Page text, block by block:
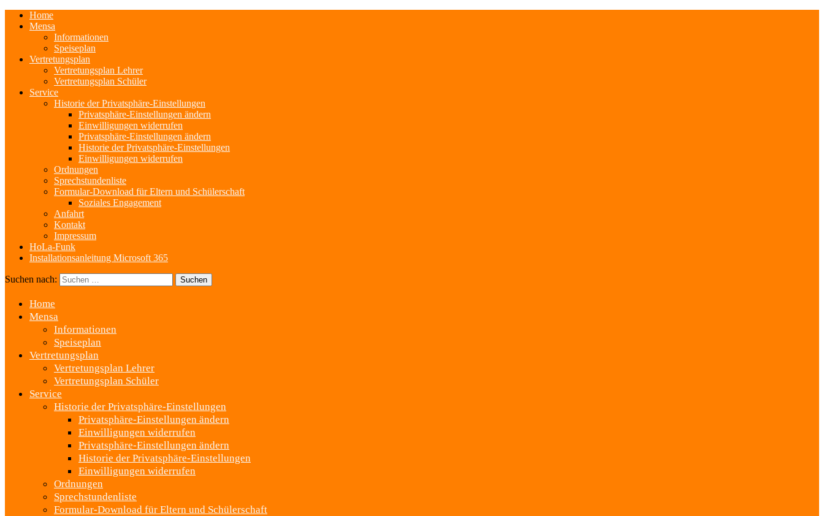
Home
Mensa
Informationen
Speiseplan
Vertretungsplan
Vertretungsplan Lehrer
Vertretungsplan Schüler
Service
Historie der Privatsphäre-Einstellungen
Privatsphäre-Einstellungen ändern
Einwilligungen widerrufen
Privatsphäre-Einstellungen ändern
Historie der Privatsphäre-Einstellungen
Einwilligungen widerrufen
Ordnungen
Sprechstundenliste
Formular-Download für Eltern und Schülerschaft
Soziales Engagement
Anfahrt
Kontakt
Impressum
HoLa-Funk
Installationsanleitung Microsoft 365
Suchen nach:
Home
Mensa
Informationen
Speiseplan
Vertretungsplan
Vertretungsplan Lehrer
Vertretungsplan Schüler
Service
Historie der Privatsphäre-Einstellungen
Privatsphäre-Einstellungen ändern
Einwilligungen widerrufen
Privatsphäre-Einstellungen ändern
Historie der Privatsphäre-Einstellungen
Einwilligungen widerrufen
Ordnungen
Sprechstundenliste
Formular-Download für Eltern und Schülerschaft